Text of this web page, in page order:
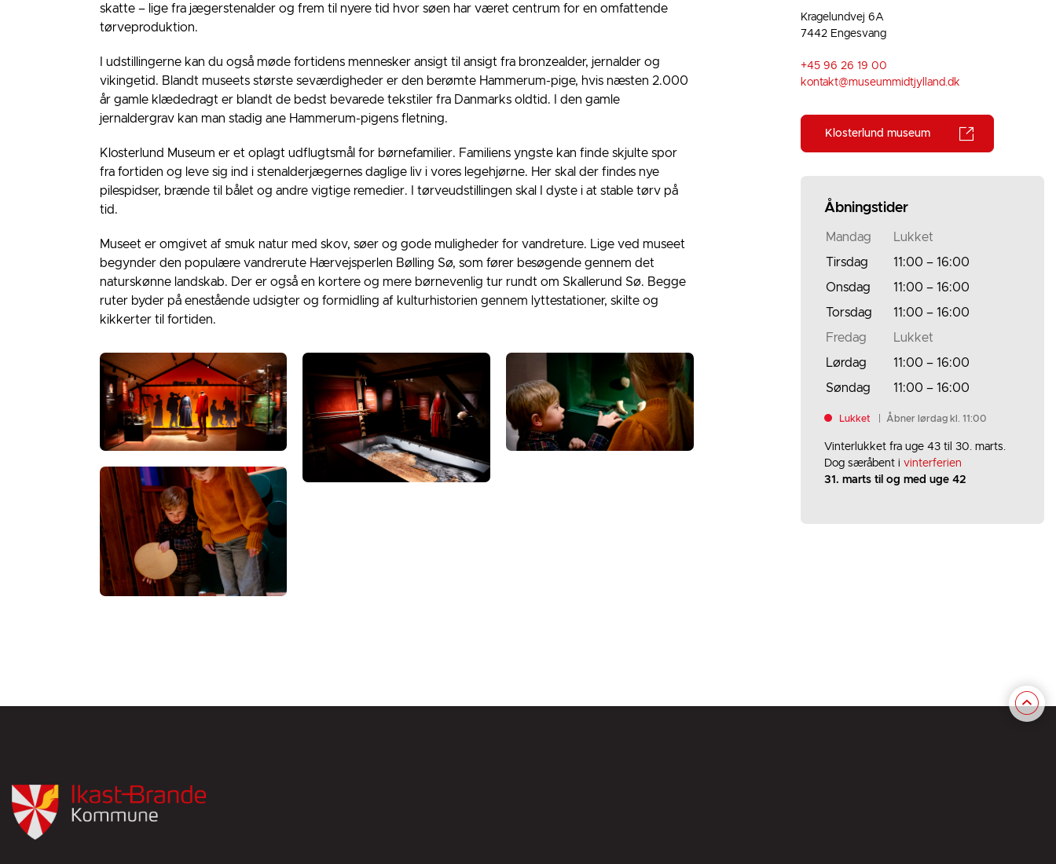
skatte – lige fra jægerstenalder og frem til nyere tid hvor søen har været centrum for en omfattende
tørveproduktion.
I udstillingerne kan du også møde fortidens mennesker ansigt til ansigt fra bronzealder, jernalder og
vikingetid. Blandt museets største seværdigheder er den berømte Hammerum-pige, hvis næsten 2.000
år gamle klædedragt er blandt de bedst bevarede tekstiler fra Danmarks oldtid. I den gamle
jernaldergrav kan man stadig ane Hammerum-pigens fletning.
Klosterlund Museum er et oplagt udflugtsmål for børnefamilier. Familiens yngste kan finde skjulte spor
fra fortiden og leve sig ind i stenalderjægernes daglige liv i vores legehjørne. Her skal der findes nye
pilespidser, brænde til bålet og andre vigtige remedier. I tørveudstillingen skal I dyste i at stable tørv på
tid.
Museet er omgivet af smuk natur med skov, søer og gode muligheder for vandreture. Lige ved museet
begynder den populære vandrerute Hærvejsperlen Bølling Sø, som fører besøgende gennem det
naturskønne landskab. Der er også en kortere og mere børnevenlig tur rundt om Skallerund Sø. Begge
ruter byder på enestående udsigter og formidling af kulturhistorien gennem lyttestationer, skilte og
kikkerter til fortiden.
Kragelundvej 6A
7442 Engesvang
+45 96 26 19 00
kontakt@museummidtjylland.dk
Klosterlund museum
Åbningstider
Mandag
Lukket
Tirsdag
11:00 – 16:00
Onsdag
11:00 – 16:00
Torsdag
11:00 – 16:00
Fredag
Lukket
Lørdag
11:00 – 16:00
Søndag
11:00 – 16:00
Lukket Åbner lørdag kl. 11:00
Vinterlukket fra uge 43 til 30. marts.
Dog særåbent ivinterferien
31. marts til og med uge 42